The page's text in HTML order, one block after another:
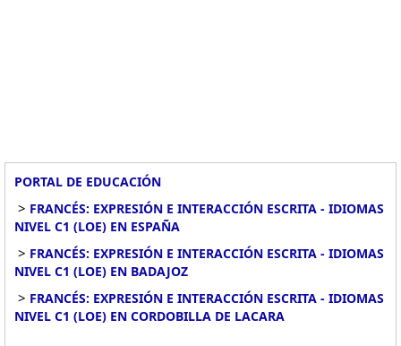
PORTAL DE EDUCACIÓN
> FRANCÉS: EXPRESIÓN E INTERACCIÓN ESCRITA - IDIOMAS
NIVEL C1 (LOE) EN ESPAÑA
> FRANCÉS: EXPRESIÓN E INTERACCIÓN ESCRITA - IDIOMAS
NIVEL C1 (LOE) EN BADAJOZ
> FRANCÉS: EXPRESIÓN E INTERACCIÓN ESCRITA - IDIOMAS
NIVEL C1 (LOE) EN CORDOBILLA DE LACARA